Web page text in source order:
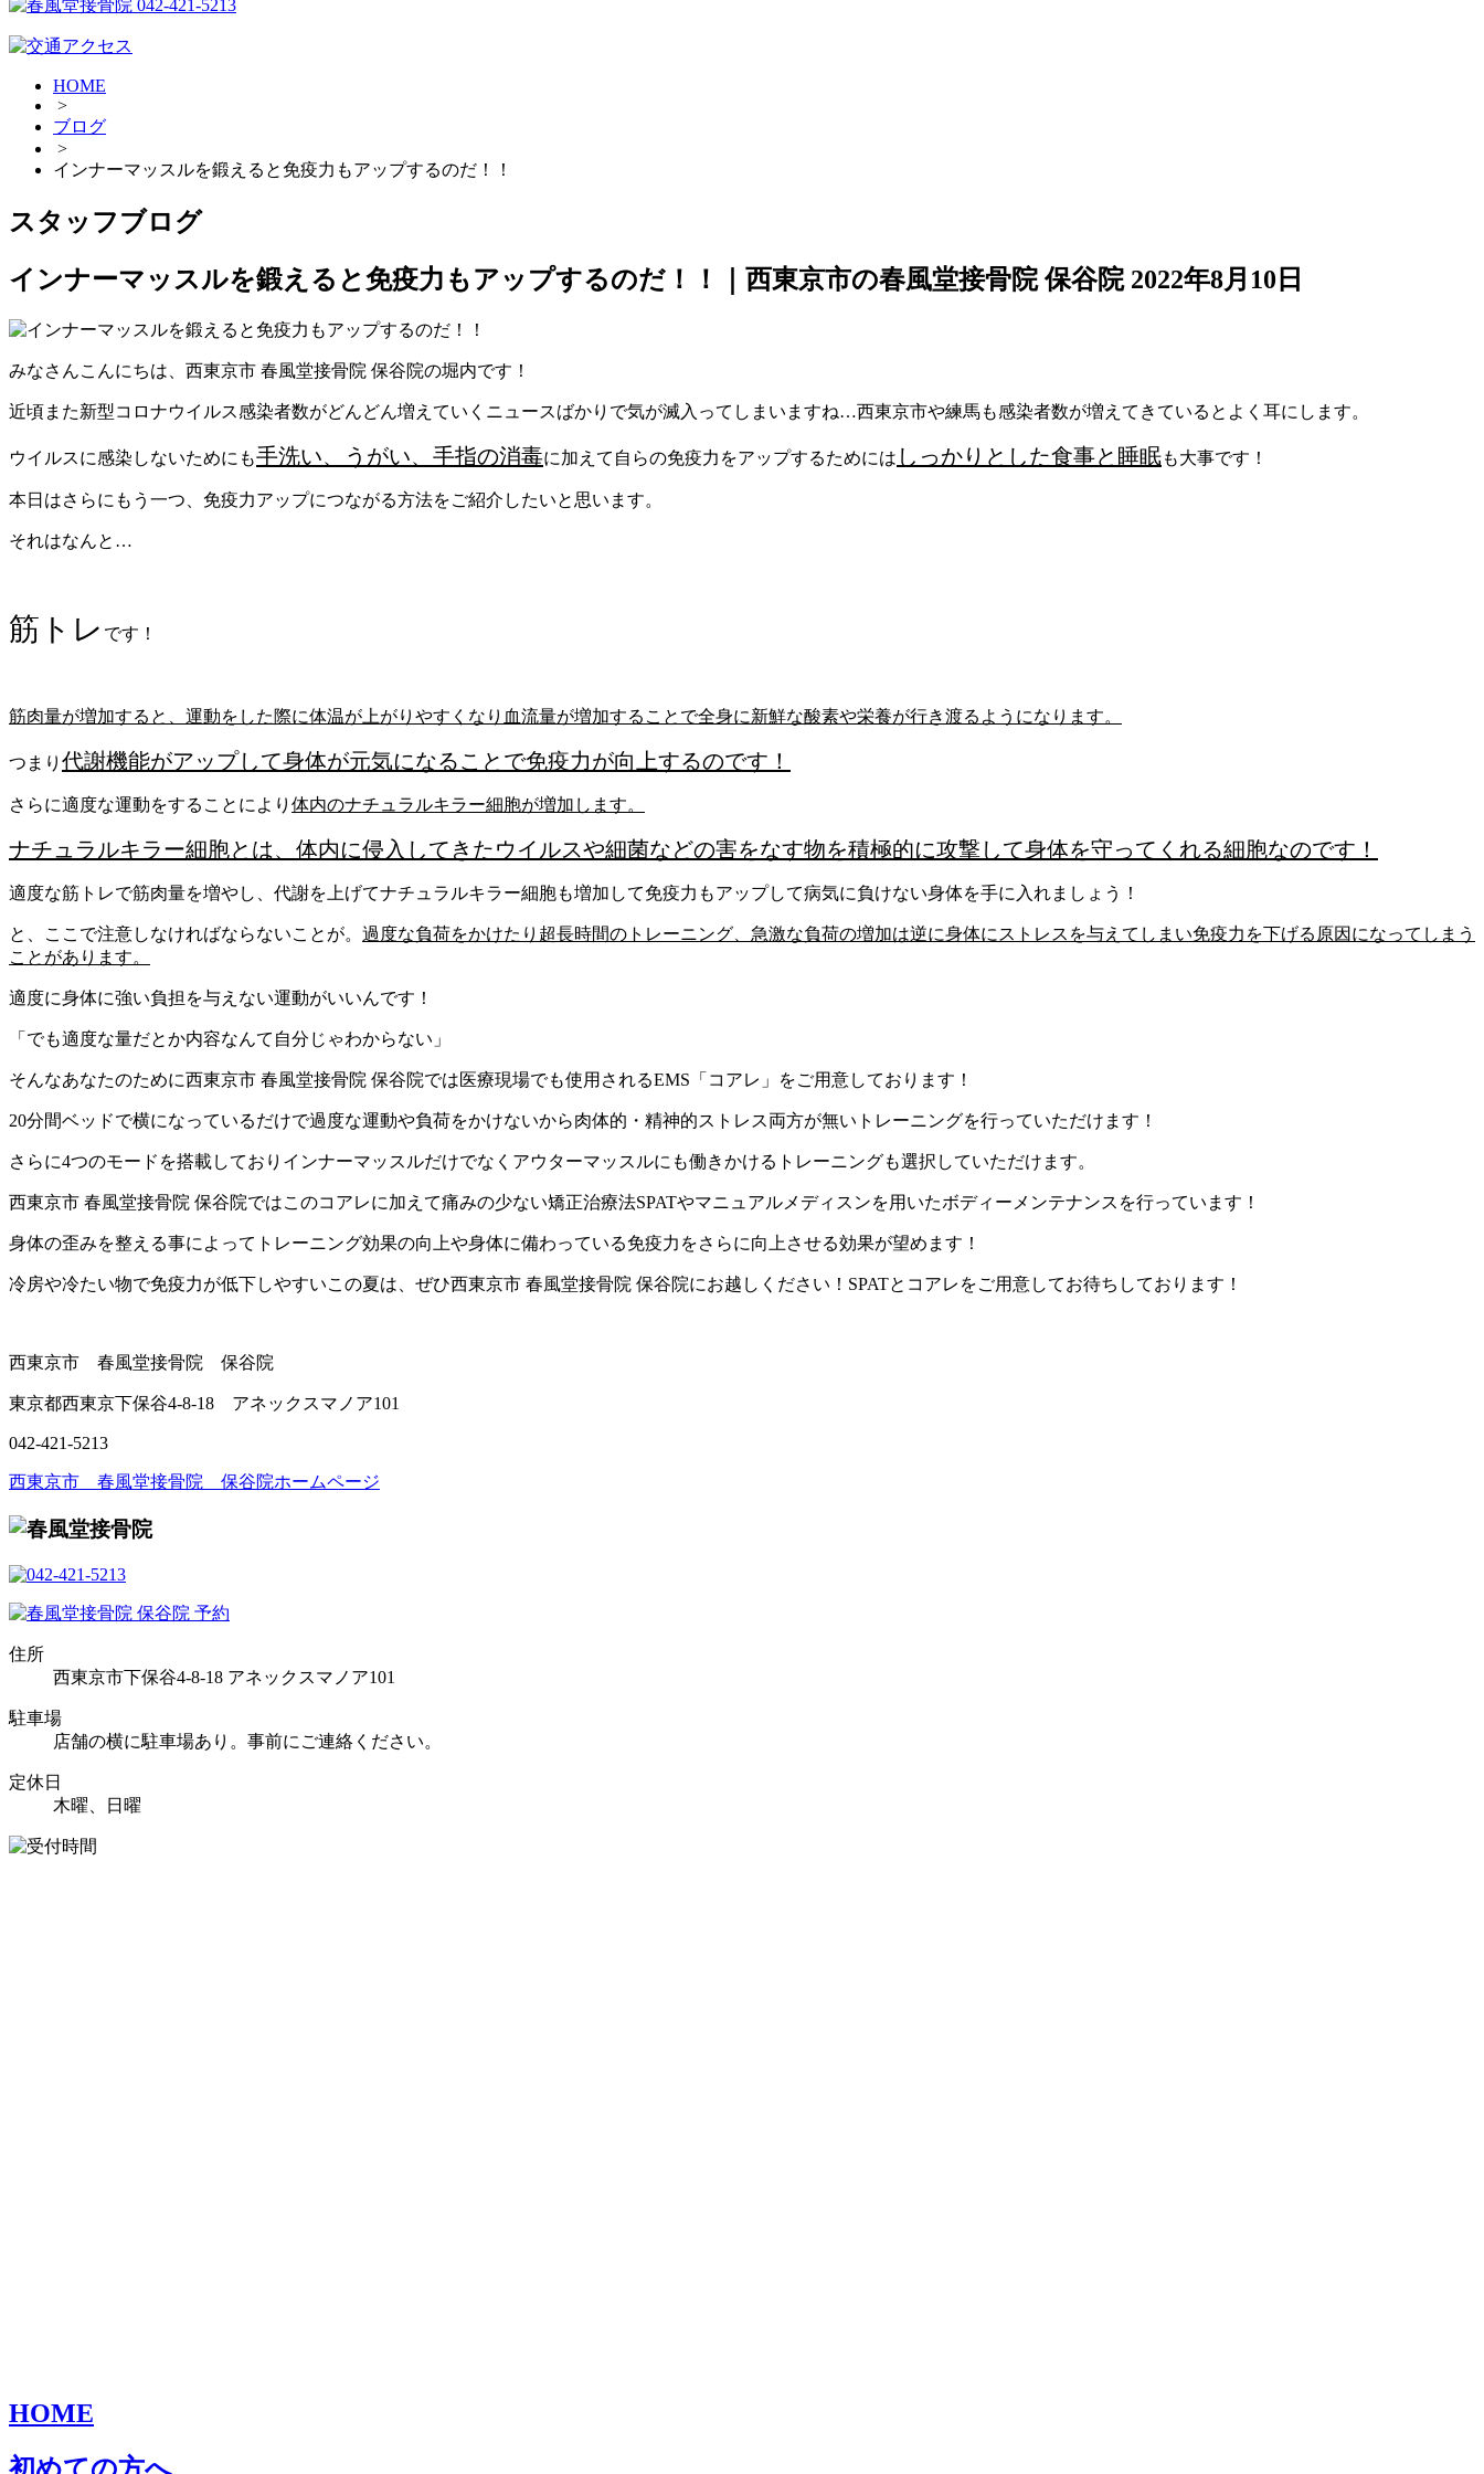
HOME
>
ブログ
>
インナーマッスルを鍛えると免疫力もアップするのだ！！
スタッフブログ
インナーマッスルを鍛えると免疫力もアップするのだ！！｜西東京市の春風堂接骨院 保谷院 2022年8月10日
みなさんこんにちは、西東京市 春風堂接骨院 保谷院の堀内です！
近頃また新型コロナウイルス感染者数がどんどん増えていくニュースばかりで気が滅入ってしまいますね…西東京市や練馬も感染者数が増えてきているとよく耳にします。
ウイルスに感染しないためにも手洗い、うがい、手指の消毒に加えて自らの免疫力をアップするためには しっかりとした食事と睡眠も大事です！
本日はさらにもう一つ、免疫力アップにつながる方法をご紹介したいと思います。
それはなんと…
筋トレ です！
筋肉量が増加すると、運動をした際に体温が上がりやすくなり血流量が増加することで全身に新鮮な酸素や栄養が行き渡るようになります。
つまり 代謝機能がアップして身体が元気になることで免疫力が向上するのです！
さらに適度な運動をすることにより 体内のナチュラルキラー細胞が増加します。
ナチュラルキラー細胞とは、体内に侵入してきたウイルスや細菌などの害をなす物を積極的に攻撃して身体を守ってくれる細胞なのです！
適度な筋トレで筋肉量を増やし、代謝を上げてナチュラルキラー細胞も増加して免疫力もアップして病気に負けない身体を手に入れましょう！
と、ここで注意しなければならないことが。 過度な負荷をかけたり超長時間のトレーニング、急激な負荷の増加は逆に身体にストレスを与えてしまい免疫力を下げる原因になってしまう
ことがあります。
適度に身体に強い負担を与えない運動がいいんです！
「でも適度な量だとか内容なんて自分じゃわからない」
そんなあなたのために西東京市 春風堂接骨院 保谷院では医療現場でも使用されるEMS「コアレ」をご用意しております！
20分間ベッドで横になっているだけで過度な運動や負荷をかけないから肉体的・精神的ストレス両方が無いトレーニングを行っていただけます！
さらに4つのモードを搭載しておりインナーマッスルだけでなくアウターマッスルにも働きかけるトレーニングも選択していただけます。
西東京市 春風堂接骨院 保谷院ではこのコアレに加えて痛みの少ない矯正治療法SPATやマニュアルメディスンを用いたボディーメンテナンスを行っています！
身体の歪みを整える事によってトレーニング効果の向上や身体に備わっている免疫力をさらに向上させる効果が望めます！
冷房や冷たい物で免疫力が低下しやすいこの夏は、ぜひ西東京市 春風堂接骨院 保谷院にお越しください！SPATとコアレをご用意してお待ちしております！
西東京市 春風堂接骨院 保谷院
東京都西東京下保谷4-8-18 アネックスマノア101
042-421-5213
西東京市 春風堂接骨院 保谷院ホームページ
住所
西東京市下保谷4-8-18 アネックスマノア101
駐車場
店舗の横に駐車場あり。事前にご連絡ください。
定休日
木曜、日曜
HOME